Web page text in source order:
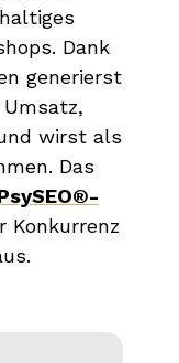
Dank
generierst
wirst als
Das
Konkurrenz